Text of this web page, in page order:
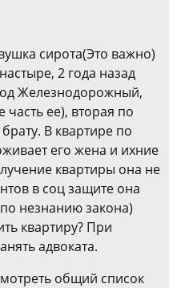
сирота(Это важно)
2 года назад
Железнодорожный,
часть ее), вторая по
В квартире по
его жена и ихние
квартиры она не
в соц защите она
незнанию закона)
квартиру? При
адвоката.
общий список